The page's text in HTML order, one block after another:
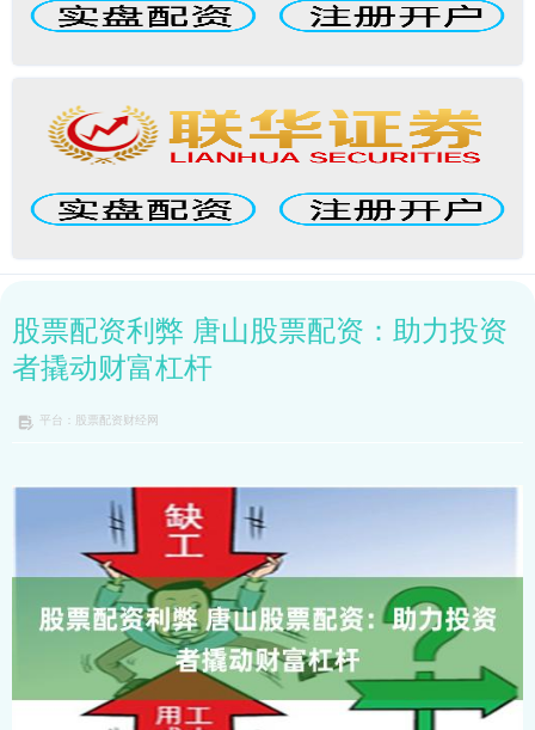
股票配资利弊 唐山股票配资：助力投资
者撬动财富杠杆
平台：股票配资财经网